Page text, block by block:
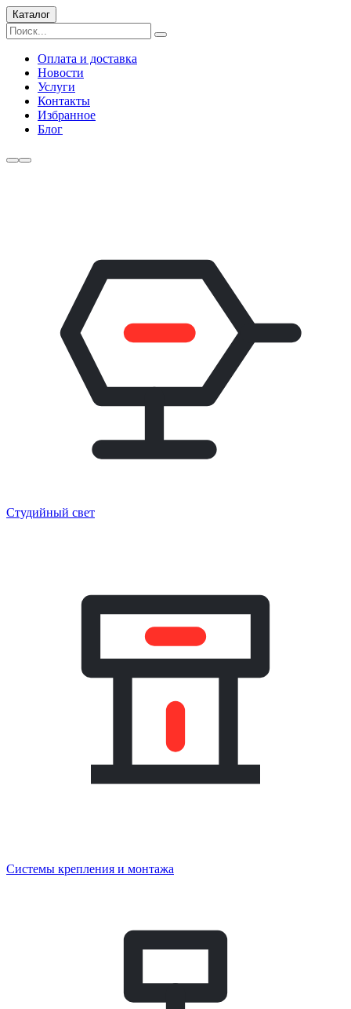
Каталог
Оплата и доставка
Новости
Услуги
Контакты
Избранное
Блог
Студийный свет
Системы крепления и монтажа